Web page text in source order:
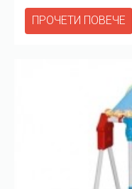
ПРОЧЕТИ ПОВЕЧЕ